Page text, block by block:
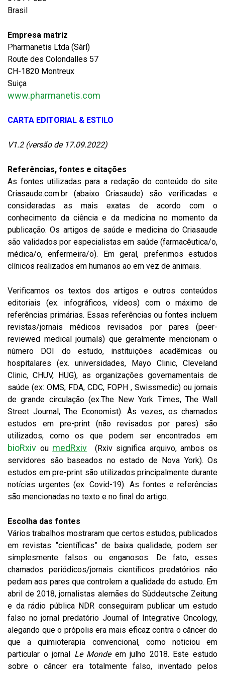
Brasil
Empresa matriz
Pharmanetis Ltda (Sàrl)
Route des Colondalles 57
CH-1820 Montreux
Suiça
www.pharmanetis.com
CARTA EDITORIAL & ESTILO
V1.2 (versão de 17.09.2022)
Referências, fontes e citações
As fontes utilizadas para a redação do conteúdo do site
Criasaude.com.br (abaixo Criasaude) são verificadas e
consideradas as mais exatas de acordo com o
conhecimento da ciência e da medicina no momento da
publicação. Os artigos de saúde e medicina do Criasaude
são validados por especialistas em saúde (farmacêutica/o,
médica/o, enfermeira/o). Em geral, preferimos estudos
clínicos realizados em humanos ao em vez de animais.
Verificamos os textos dos artigos e outros conteúdos
editoriais (ex. infográficos, vídeos) com o máximo de
referências primárias. Essas referências ou fontes incluem
revistas/jornais médicos revisados por pares (peer-
reviewed medical journals) que geralmente mencionam o
número DOI do estudo, instituições acadêmicas ou
hospitalares (ex. universidades, Mayo Clinic, Cleveland
Clinic, CHUV, HUG), as organizações governamentais de
saúde (ex: OMS, FDA, CDC, FOPH , Swissmedic) ou jornais
de grande circulação (ex.The New York Times, The Wall
Street Journal, The Economist). Às vezes, os chamados
estudos em pre-print (não revisados ​​por pares) são
utilizados, como os que podem ser encontrados em
bioRxiv ou medRxiv (Rxiv significa arquivo, ambos os
servidores são baseados no estado de Nova York). Os
estudos em pre-print são utilizados ​​principalmente durante
notícias urgentes (ex. Covid-19). As fontes e referências
são mencionadas no texto e no final do artigo.
Escolha das fontes
Vários trabalhos mostraram que certos estudos, publicados
em revistas “científicas” de baixa qualidade, podem ser
simplesmente falsos ou enganosos. De fato, esses
chamados periódicos/jornais científicos predatórios não
pedem aos pares que controlem a qualidade do estudo. Em
abril de 2018, jornalistas alemães do Süddeutsche Zeitung
e da rádio pública NDR conseguiram publicar um estudo
falso no jornal predatório Journal of Integrative Oncology,
alegando que o própolis era mais eficaz contra o câncer do
que a quimioterapia convencional, como noticiou em
particular o jornal Le Mondeem julho 2018. Este estudo
sobre o câncer era totalmente falso, inventado pelos